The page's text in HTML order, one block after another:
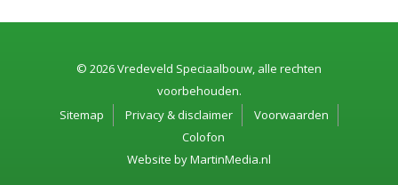
© 2026 Vredeveld Speciaalbouw, alle rechten
voorbehouden.
Sitemap
Privacy & disclaimer
Voorwaarden
Colofon
Website byMartinMedia.nl